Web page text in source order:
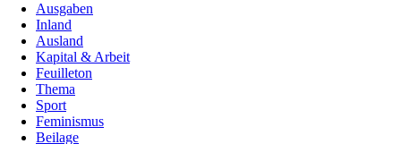
Ausgaben
Inland
Ausland
Kapital & Arbeit
Feuilleton
Thema
Sport
Feminismus
Beilage